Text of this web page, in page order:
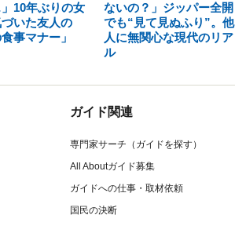
10年ぶりの女
いた友人の
事マナー」
ないの？」ジッパー全開
でも“見て見ぬふり”。他
人に無関心な現代のリア
ル
ガイド関連
専門家サーチ（ガイドを探す）
All Aboutガイド募集
ガイドへの仕事・取材依頼
国民の決断